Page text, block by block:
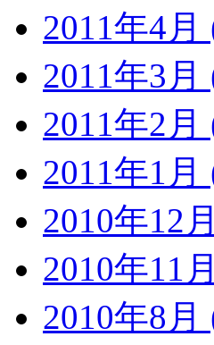
2011年4月
2011年3月
2011年2月
2011年1月
2010年12
2010年11
2010年8月